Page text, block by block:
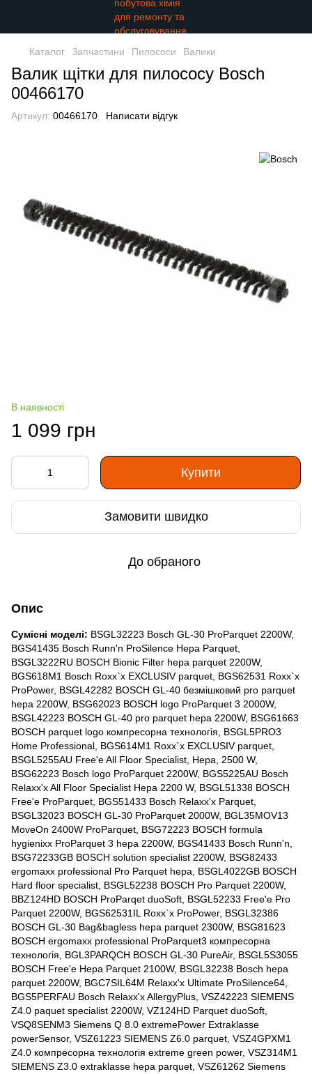
Каталог Запчастини Пилососи Валики
Валик щітки для пилососу Bosch
00466170
Артикул: 00466170 Написати відгук
В наявності
1 099 грн
Купити
Замовити швидко
До обраного
Опис
Сумісні моделі: BSGL32223 Bosch GL-30 ProParquet 2200W,
BGS41435 Bosch Runn'n ProSilence Hepa Parquet,
BSGL3222RU BOSCH Bionic Filter hepa parquet 2200W,
BGS618M1 Bosch Roxx`x EXCLUSIV parquet, BGS62531 Roxx`x
ProPower, BSGL42282 BOSCH GL-40 безмішковий pro parquet
hepa 2200W, BSG62023 BOSCH logo ProParquet 3 2000W,
BSGL42223 BOSCH GL-40 pro parquet hepa 2200W, BSG61663
BOSCH parquet logo компресорна технологія, BSGL5PRO3
Home Professional, BGS614M1 Roxx`x EXCLUSIV parquet,
BSGL5255AU Free'e All Floor Specialist, Hepa, 2500 W,
BSG62223 Bosch logo ProParquet 2200W, BGS5225AU Bosch
Relaxx'x All Floor Specialist Hepa 2200 W, BSGL51338 BOSCH
Free'e ProParquet, BGS51433 Bosch Relaxx'x Parquet,
BSGL32023 BOSCH GL-30 ProParquet 2000W, BGL35MOV13
MoveOn 2400W ProParquet, BSG72223 BOSCH formula
hygienixx ProParquet 3 hepa 2200W, BGS41433 Bosch Runn'n,
BSG72233GB BOSCH solution specialist 2200W, BSG82433
ergomaxx professional Pro Parquet hepa, BSGL4022GB BOSCH
Hard floor specialist, BSGL52238 BOSCH Pro Parquet 2200W,
BBZ124HD BOSCH ProParqet duoSoft, BSGL52233 Free'e Pro
Parquet 2200W, BGS62531IL Roxx`x ProPower, BSGL32386
BOSCH GL-30 Bag&bagless hepa parquet 2300W, BSG81623
BOSCH ergomaxx professional ProParquet3 компресорна
технологія, BGL3PARQCH BOSCH GL-30 PureAir, BSGL5S3055
BOSCH Free'e Hepa Parquet 2100W, BSGL32238 Bosch hepa
parquet 2200W, BGC7SIL64M Relaxx'x Ultimate ProSilence64,
BGS5PERFAU Bosch Relaxx'x AllergyPlus, VSZ42223 SIEMENS
Z4.0 paquet specialist 2200W, VZ124HD Parquet duoSoft,
VSQ8SENM3 Siemens Q 8.0 extremePower Extraklasse
powerSensor, VSZ61223 SIEMENS Z6.0 parquet, VSZ4GPXM1
Z4.0 компресорна технологія extreme green power, VSZ314M1
SIEMENS Z3.0 extraklasse hepa parquet, VSZ61262 Siemens